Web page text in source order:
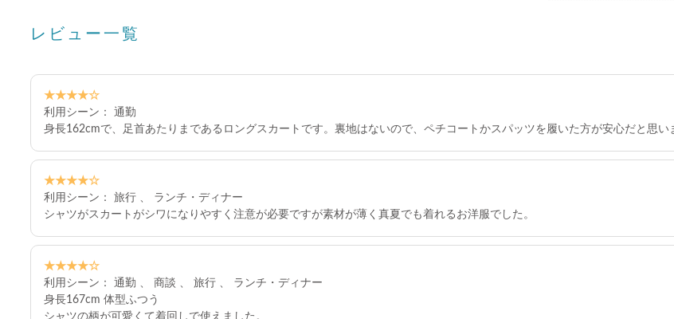
レビュー一覧
★★★★☆
利用シーン： 通勤
身長162cmで、足首あたりまであるロングスカートです。裏地はないので、ペチコートかスパッツを履いた方が安心だと思い
★★★★☆
利用シーン： 旅行 、 ランチ・ディナー
シャツがスカートがシワになりやすく注意が必要ですが素材が薄く真夏でも着れるお洋服でした。
★★★★☆
利用シーン： 通勤 、 商談 、 旅行 、 ランチ・ディナー
身長167cm 体型ふつう
シャツの柄が可愛くて着回しで使えました。